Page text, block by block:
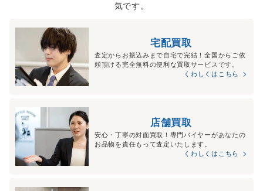
気です。
宅配買取
査定からお振込みまで自宅で完結！全国からご依
頼頂ける完全無料の便利な買取サービスです。
くわしくはこちら
店舗買取
安心・丁寧の対面買取！専門バイヤーがあなたの
お品物を責任もって査定いたします。
くわしくはこちら